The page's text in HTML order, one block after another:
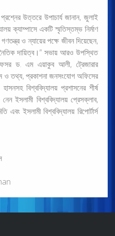
উত্তরে উপাচার্য জানান, জুলাই
ক্যাম্পাসে একটি স্মৃতিস্তম্ভ নির্মাণ
ও ন্যায়ের পক্ষে জীবন দিয়েছেন,
দায়িত্ব।” সভায় আরও উপস্থিত
ড. এম এয়াকুব আলী, ট্রেজারার
ও তথ্য, প্রকাশনা জনসংযোগ অফিসের
বিশ্ববিদ্যালয় প্রশাসনের শীর্ষ
ইসলামী বিশ্ববিদ্যালয় প্রেসক্লাব,
এবং ইসলামী বিশ্ববিদ্যালয় রিপোর্টার্স